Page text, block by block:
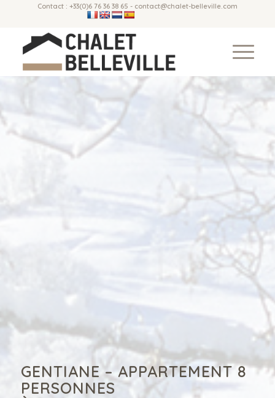
Contact : +33(0)6 76 36 38 65 - contact@chalet-belleville.com
GENTIANE – APPARTEMENT 8
PERSONNES